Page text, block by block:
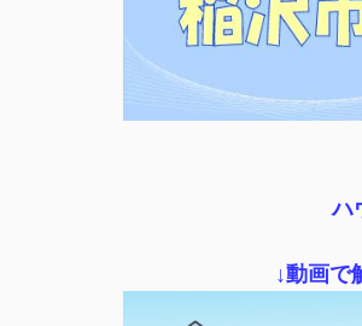
ハ
↓動画で